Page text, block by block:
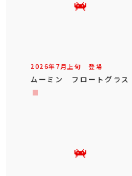
2026年 7 月 上旬 登場
ムーミン フロートグラス